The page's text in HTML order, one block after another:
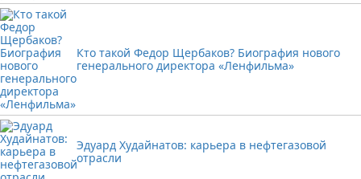
Кто такой Федор Щербаков? Биография нового
генерального директора «Ленфильма»
Эдуард Худайнатов: карьера в нефтегазовой
отрасли